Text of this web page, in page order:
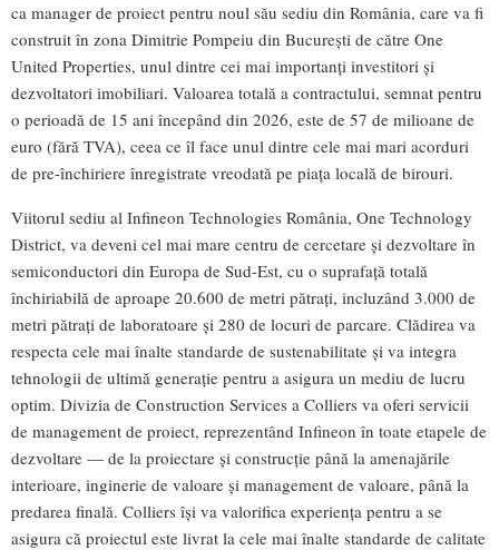
ca manager de proiect pentru noul său sediu din România, care va fi
construit în zona Dimitrie Pompeiu din București de către One
United Properties, unul dintre cei mai importanți investitori și
dezvoltatori imobiliari. Valoarea totală a contractului, semnat pentru
o perioadă de 15 ani începând din 2026, este de 57 de milioane de
euro (fără TVA), ceea ce îl face unul dintre cele mai mari acorduri
de pre-închiriere înregistrate vreodată pe piața locală de birouri.
Viitorul sediu al Infineon Technologies România, One Technology
District, va deveni cel mai mare centru de cercetare și dezvoltare în
semiconductori din Europa de Sud-Est, cu o suprafață totală
închiriabilă de aproape 20.600 de metri pătrați, incluzând 3.000 de
metri pătrați de laboratoare și 280 de locuri de parcare. Clădirea va
respecta cele mai înalte standarde de sustenabilitate și va integra
tehnologii de ultimă generație pentru a asigura un mediu de lucru
optim. Divizia de Construction Services a Colliers va oferi servicii
de management de proiect, reprezentând Infineon în toate etapele de
dezvoltare — de la proiectare și construcție până la amenajările
interioare, inginerie de valoare și management de valoare, până la
predarea finală. Colliers își va valorifica experiența pentru a se
asigura că proiectul este livrat la cele mai înalte standarde de calitate